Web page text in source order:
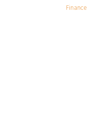
Finance